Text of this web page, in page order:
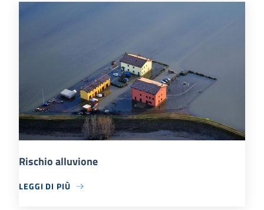
Rischio alluvione
LEGGI DI PIÙ